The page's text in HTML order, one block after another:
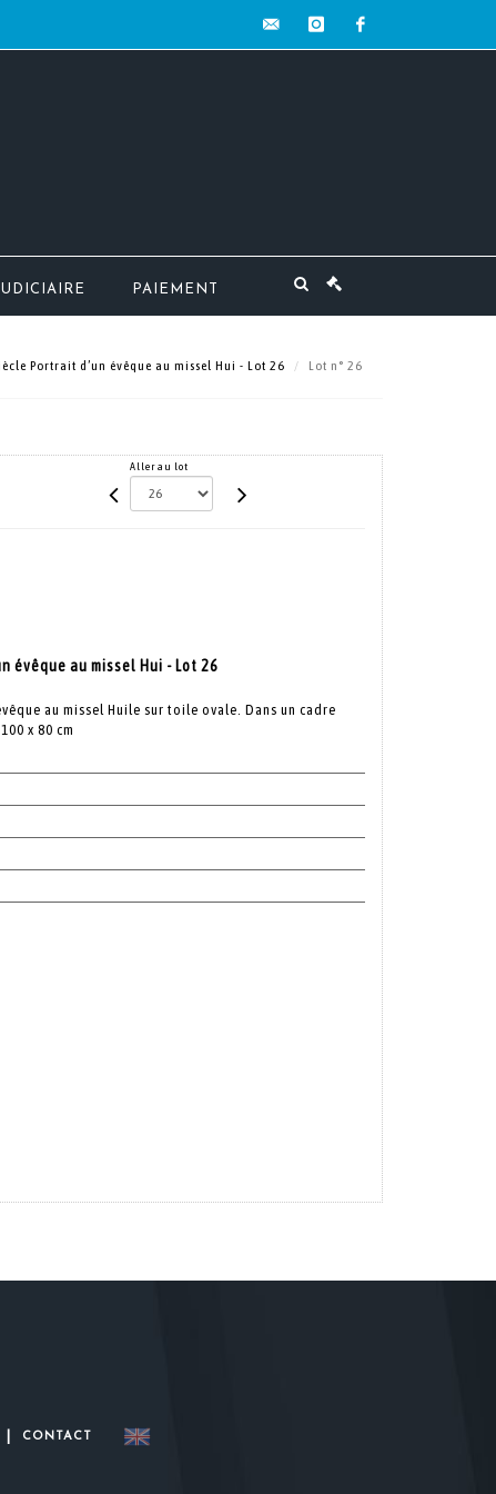
PAIEMENT
Portrait d’un évêque au missel Hui - Lot 26 Lot n° 26
Aller au lot
évêque au missel Hui - Lot 26
au missel Huile sur toile ovale. Dans un cadre
x 80 cm
CONTACT